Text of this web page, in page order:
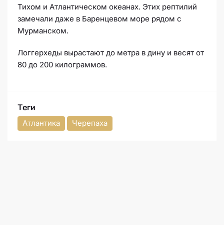
Тихом и Атлантическом океанах. Этих рептилий
замечали даже в Баренцевом море рядом с
Мурманском.
Логгерхеды вырастают до метра в дину и весят от
80 до 200 килограммов.
Теги
Атлантика Черепаха